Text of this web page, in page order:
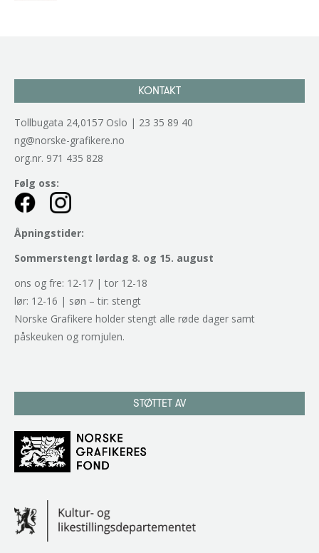
KONTAKT
Tollbugata 24,0157 Oslo | 23 35 89 40
ng@norske-grafikere.no
org.nr. 971 435 828
Følg oss:
Åpningstider:
Sommerstengt lørdag 8. og 15. august
ons og fre: 12-17 | tor 12-18
lør: 12-16 | søn – tir: stengt
Norske Grafikere holder stengt alle røde dager samt
påskeuken og romjulen.
STØTTET AV